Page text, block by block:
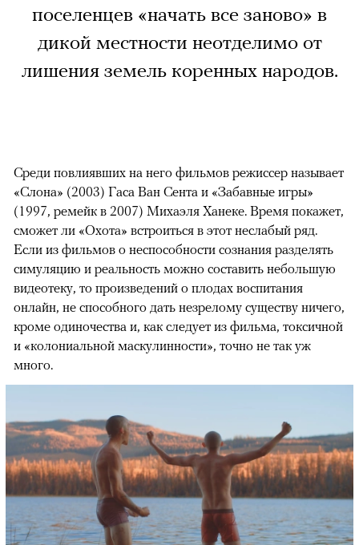
поселенцев «начать все заново» в
дикой местности неотделимо от
лишения земель коренных народов.
Среди повлиявших на него фильмов режиссер называет
«Слона» (2003) Гаса Ван Сента и «Забавные игры»
(1997, ремейк в 2007) Михаэля Ханеке. Время покажет,
сможет ли «Охота» встроиться в этот неслабый ряд.
Если из фильмов о неспособности сознания разделять
симуляцию и реальность можно составить небольшую
видеотеку, то произведений о плодах воспитания
онлайн, не способного дать незрелому существу ничего,
кроме одиночества и, как следует из фильма, токсичной
и «колониальной маскулинности», точно не так уж
много.